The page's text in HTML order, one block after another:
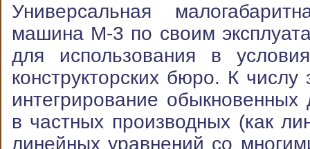
Универсальная
машина М-3 по своим
для использования в
конструкторских бюро. К
интегрирование
в частных производных (как
линейных уравнений со